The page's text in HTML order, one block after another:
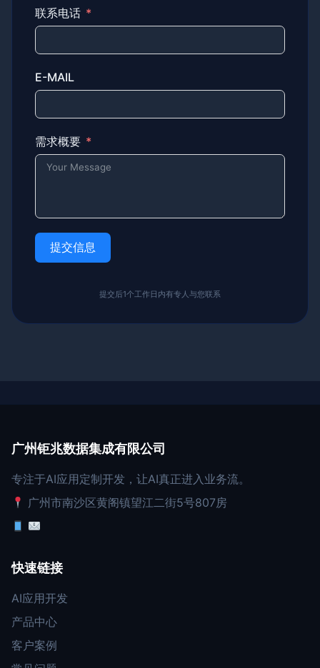
联系电话
E-MAIL
需求概要
提交信息
提交后1个工作日内有专人与您联系
广州钜兆数据集成有限公司
专注于AI应用定制开发，让AI真正进入业务流。
广州市南沙区黄阁镇望江二街5号807房
快速链接
AI应用开发
产品中心
客户案例